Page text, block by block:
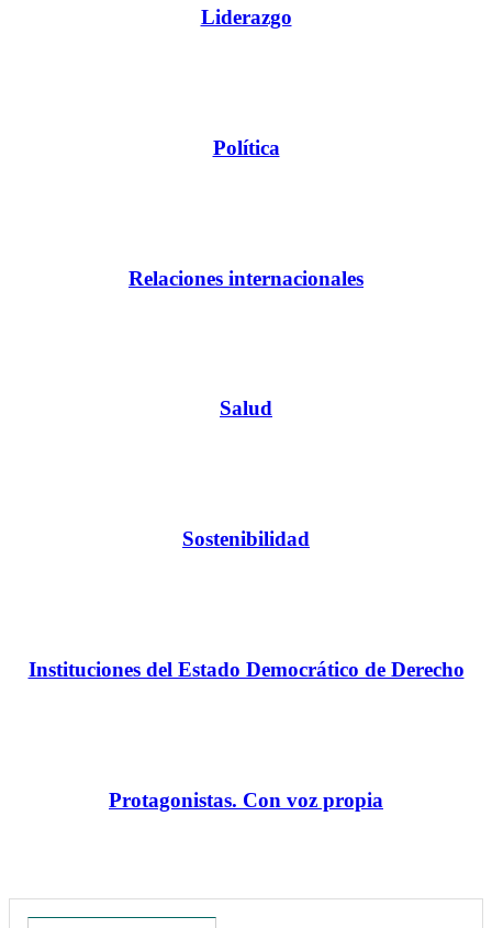
Liderazgo
Política
Relaciones internacionales
Salud
Sostenibilidad
Instituciones del Estado Democrático de Derecho
Protagonistas. Con voz propia